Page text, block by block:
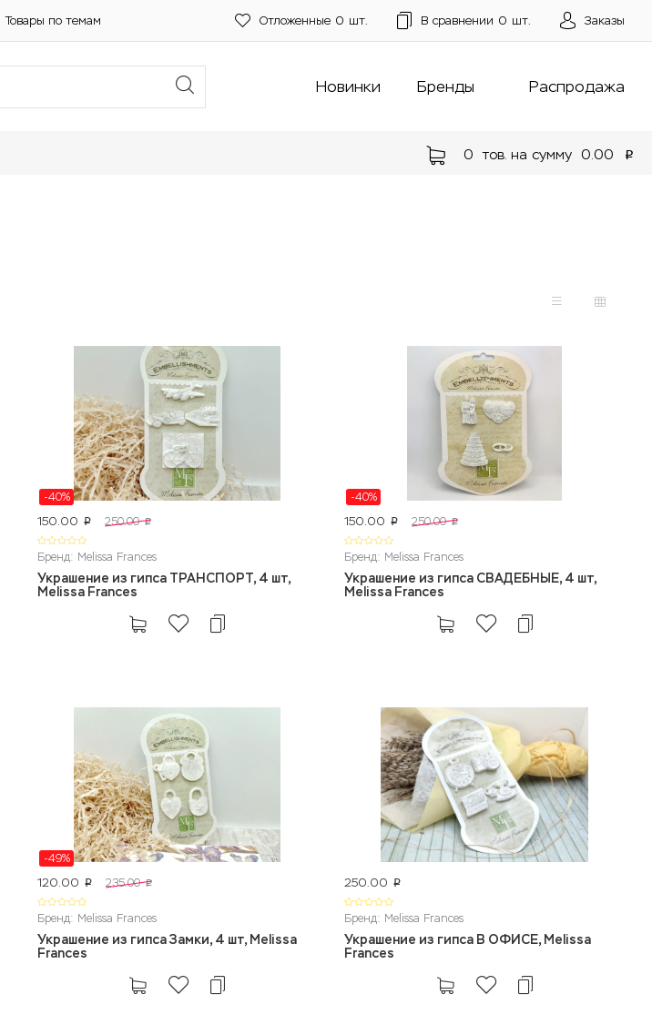
Товары по темам Отложенные 0 шт. В сравнении 0 шт. Заказы
Новинки Бренды Распродажа
0 тов. на сумму 0.00 p
-40%
150.00 p 250.00 p
Бренд: Melissa Frances
Украшение из гипса ТРАНСПОРТ, 4 шт,
Melissa Frances
-40%
150.00 p 250.00 p
Бренд: Melissa Frances
Украшение из гипса СВАДЕБНЫЕ, 4 шт,
Melissa Frances
-49%
120.00 p 235.00 p
Бренд: Melissa Frances
Украшение из гипса Замки, 4 шт, Melissa
Frances
250.00 p
Бренд: Melissa Frances
Украшение из гипса В ОФИСЕ, Melissa
Frances